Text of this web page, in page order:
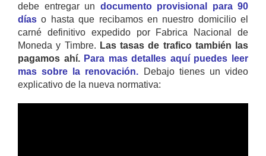
debe entregar un documento provisional para 90
días o hasta que recibamos en nuestro domicilio el
carné definitivo expedido por Fabrica Nacional de
Moneda y Timbre. Las tasas de trafico también las
pagamos ahí. Para mas detalles aquí puedes leer
mas sobre la renovación. Debajo tienes un video
explicativo de la nueva normativa: